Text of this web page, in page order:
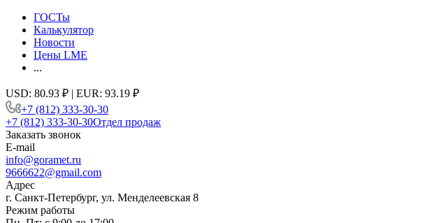
ГОСТы
Калькулятор
Новости
Цены LME
...
USD: 80.93 ₽ | EUR: 93.19 ₽
+7 (812) 333-30-30
+7 (812) 333-30-30Отдел продаж
Заказать звонок
E-mail
info@goramet.ru
9666622@gmail.com
Адрес
г. Санкт-Петербург, ул. Менделеевская 8
Режим работы